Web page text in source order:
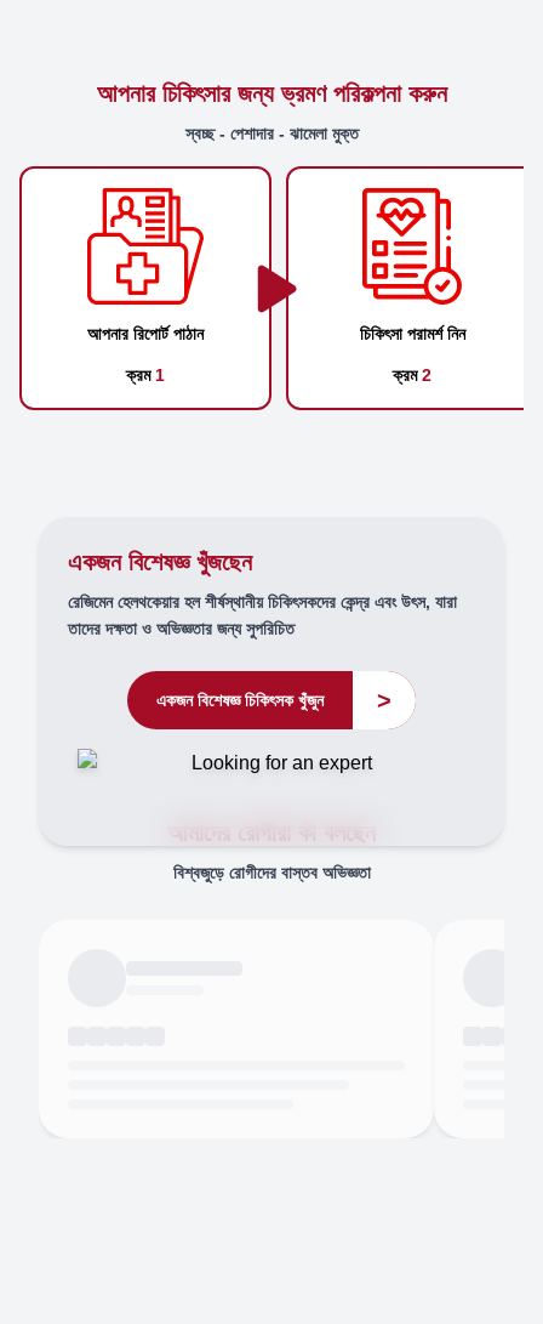
আপনার চিকিৎসার জন্য ভ্রমণ পরিকল্পনা করুন
স্বচ্ছ - পেশাদার - ঝামেলা মুক্ত
আপনার রিপোর্ট পাঠান
ক্রম 1
চিকিৎসা পরামর্শ নিন
ক্রম2
একজন বিশেষজ্ঞ খুঁজছেন
রেজিমেন হেলথকেয়ার হল শীর্ষস্থানীয় চিকিৎসকদের কেন্দ্র এবং উৎস, যারা
তাদের দক্ষতা ও অভিজ্ঞতার জন্য সুপরিচিত
একজন বিশেষজ্ঞ চিকিৎসক খুঁজুন >
আমাদের রোগীরা কী বলছেন
বিশ্বজুড়ে রোগীদের বাস্তব অভিজ্ঞতা